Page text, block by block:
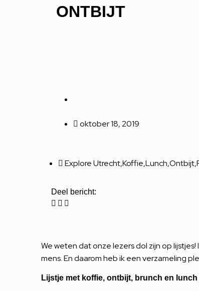
ONTBIJT
oktober 18, 2019
Explore Utrecht,Koffie,Lunch,Ontbijt,
Deel bericht:
We weten dat onze lezers dol zijn op
mens. En daarom heb ik een verzameling
Lijstje met koffie, ontbijt, brunch en